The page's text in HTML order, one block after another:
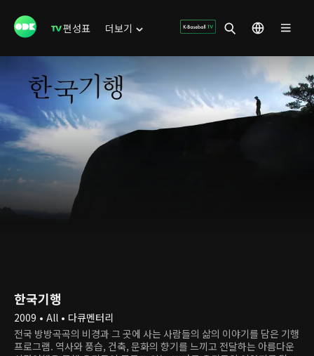
편성표 더보기
한국기행
2009 • All • 다큐멘터리
전국 방방곡곡의 비경과 그 곳에 사는 사람들의 삶의 이야기를 담은 기행
프로그램. 역사와 풍습, 건축, 문화의 향기를 느끼고 전달하는 아름다운